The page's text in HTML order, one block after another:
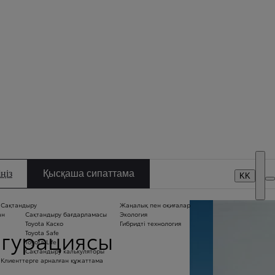
калькулятор Дилерлік орталықтар
Сақтандыру
Сақтандыру бағдарламасы
Toyota Каско
Toyota Safe
Toyota Life
Сақтандыру калькуляторы
Клиенттерге арналған құжаттама
Жаңалық пен оқиғалар
Экология
Гибридті технология
KK
Қысқаша сипаттама